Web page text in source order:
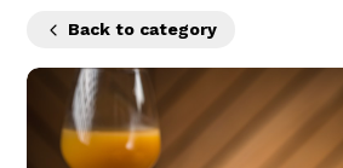
Back to category